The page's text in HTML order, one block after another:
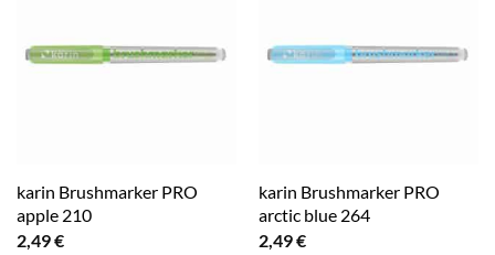
karin Brushmarker PRO
apple 210
2,49€
karin Brushmarker PRO
arctic blue 264
2,49€